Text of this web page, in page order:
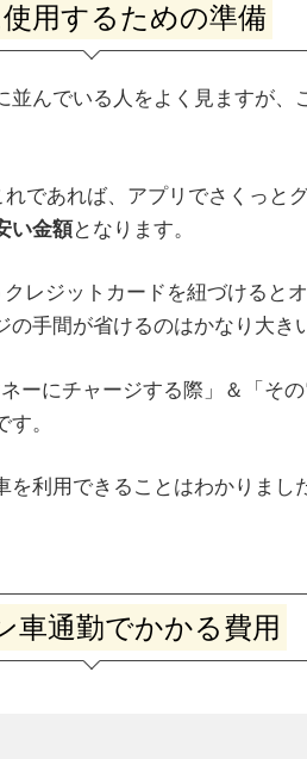
用するための準備
んでいる人をよく見ますが、
であれば、アプリでさくっと
い金額となります。
レジットカードを紐づけると
手間が省けるのはかなり大き
ーにチャージする際」＆「そ
。
利用できることはわかりまし
車通勤でかかる費用